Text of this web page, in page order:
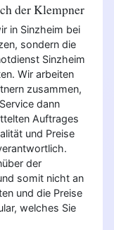
der Klempner
in Sinzheim bei
sondern die
Sinzheim
Wir arbeiten
zusammen,
dann
Auftrages
und Preise
der
somit nicht an
und die Preise
welches Sie